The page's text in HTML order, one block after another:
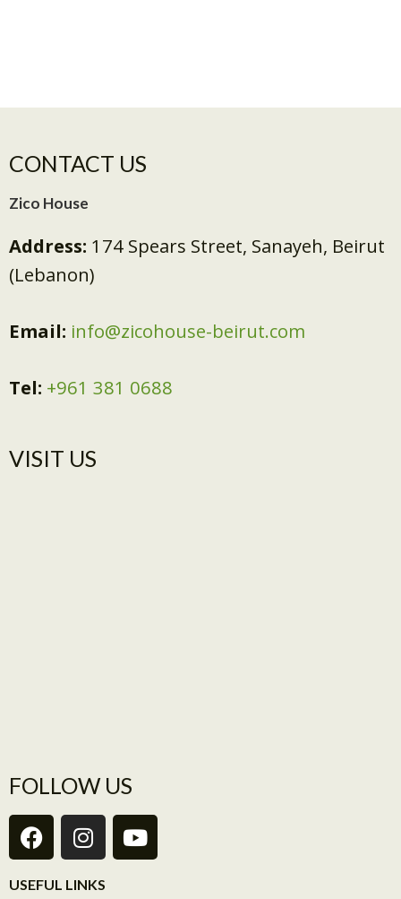
CONTACT US
Zico House
Address: 174 Spears Street, Sanayeh, Beirut
(Lebanon)
Email: info@zicohouse-beirut.com
Tel: +961 381 0688
VISIT US​
FOLLOW US
USEFUL LINKS